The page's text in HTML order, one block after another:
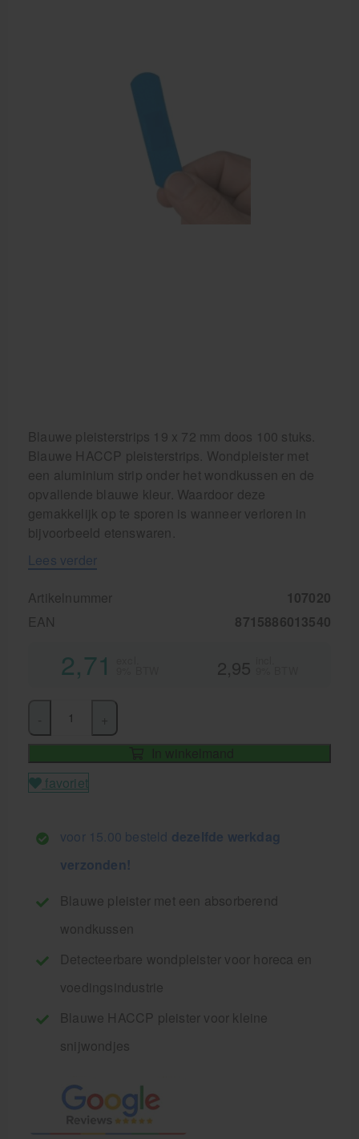
Blauwe pleisterstrips 19 x 72 mm doos 100 stuks.
Blauwe HACCP pleisterstrips. Wondpleister met
een aluminium strip onder het wondkussen en de
opvallende blauwe kleur. Waardoor deze
gemakkelijk op te sporen is wanneer verloren in
bijvoorbeeld etenswaren.
Lees verder
Artikelnummer
107020
EAN
8715886013540
2,71 2,95
In winkelmand
favoriet
voor 15.00 besteld dezelfde werkdag
verzonden!
Blauwe pleister met een absorberend
wondkussen
Detecteerbare wondpleister voor horeca en
voedingsindustrie
Blauwe HACCP pleister voor kleine
snijwondjes